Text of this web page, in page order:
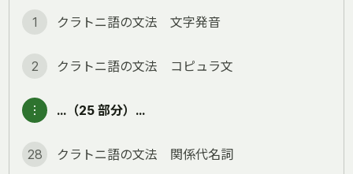
1 クラトニ語の文法 文字発音
2 クラトニ語の文法 コピュラ文
︙ …（25 部分）…
28 クラトニ語の文法 関係代名詞